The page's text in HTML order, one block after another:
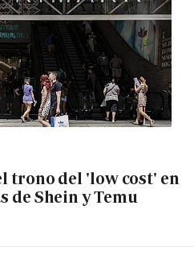
trono del 'low cost' en
de Shein y Temu